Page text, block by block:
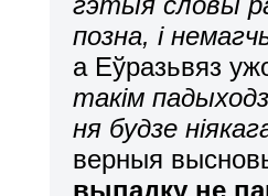
позна, і
а Еўразьвяз
такім
ня будзе
верныя
выпадку не